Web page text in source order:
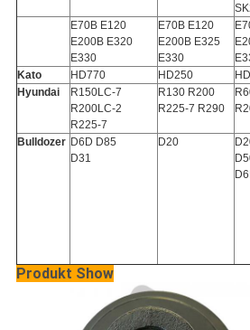
E70B E120
E200B E320
E330
E70B E120
E200B E325
E330
Kato
HD770 HD250
Hyundai
R150LC-7
R200LC-2
R225-7
R130 R200
R225-7 R290
Bulldozer D6D D85
D31
D20
Produkt Show